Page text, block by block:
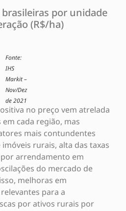
por unidade
(R$/ha)
Fonte:
IHS
Markit –
Nov/Dez
de 2021
no preço vem atrelada
cada região, mas
mais contundentes
rurais, alta das taxas
arrendamento em
do mercado de
melhoras em
para a
por ativos rurais por